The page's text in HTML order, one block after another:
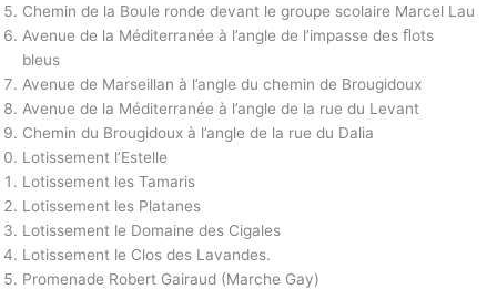
Chemin de la Boule ronde devant le groupe scolaire Marcel Lau
Avenue de la Méditerranée à l’angle de l’impasse des ﬂots
bleus
Avenue de Marseillan à l’angle du chemin de Brougidoux
Avenue de la Méditerranée à l’angle de la rue du Levant
Chemin du Brougidoux à l’angle de la rue du Dalia
Lotissement l’Estelle
Lotissement les Tamaris
Lotissement les Platanes
Lotissement le Domaine des Cigales
Lotissement le Clos des Lavandes.
Promenade Robert Gairaud (Marche Gay)